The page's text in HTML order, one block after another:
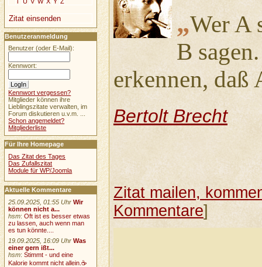
„Wer A
B
erkennen, daß
Bertolt Brecht
Zitat mailen,
Kommentare]
Zitat einsenden
Benutzeranmeldung
Benutzer (oder E-Mail):
Kennwort:
Kennwort vergessen?
Mitglieder können ihre
Lieblingszitate verwalten, im
Forum diskutieren u.v.m. ...
Schon angemeldet?
Mitgliederliste
Für Ihre Homepage
Das Zitat des Tages
Das Zufallszitat
Module für WP/Joomla
Aktuelle Kommentare
25.09.2025, 01:55 Uhr Wir
können nicht a...
hsm:Oft ist es besser etwas
zu lassen, auch wenn man
es tun könnte....
19.09.2025, 16:09 Uhr Was
einer gern ißt...
hsm:Stimmt - und eine
Kalorie kommt nicht allein.☕